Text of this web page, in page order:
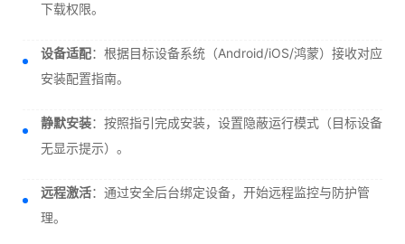
下载权限。
设备适配：根据目标设备系统（Android/iOS/鸿蒙）接收对应
安装配置指南。
静默安装：按照指引完成安装，设置隐蔽运行模式（目标设备
无显示提示）。
远程激活：通过安全后台绑定设备，开始远程监控与防护管
理。